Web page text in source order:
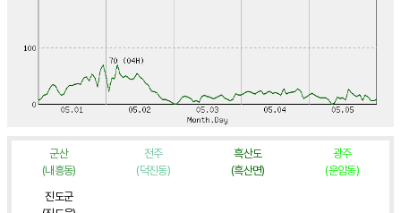
군산
(내흥동)
전주
(덕진동)
흑산도
(흑산면)
광주
(운암동)
진도군